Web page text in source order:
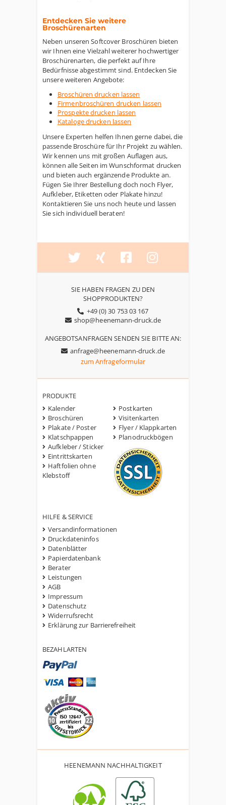
Entdecken Sie weitere
Broschürenarten
Neben unseren Softcover Broschüren bieten
wir Ihnen eine Vielzahl weiterer hochwertiger
Broschürenarten, die perfekt auf Ihre
Bedürfnisse abgestimmt sind. Entdecken Sie
unsere weiteren Angebote:
Broschüren drucken lassen
Firmenbroschüren drucken lassen
Prospekte drucken lassen
Kataloge drucken lassen
Unsere Experten helfen Ihnen gerne dabei, die
passende Broschüre für Ihr Projekt zu wählen.
Wir kennen uns mit großen Auflagen aus,
können alle Seiten im Wunschformat drucken
und bieten auch ergänzende Produkte an.
Fügen Sie Ihrer Bestellung doch noch Flyer,
Aufkleber, Etiketten oder Plakate hinzu!
Kontaktieren Sie uns noch heute und lassen
Sie sich individuell beraten!
SIE HABEN FRAGEN ZU DEN
SHOPPRODUKTEN?
+49 (0) 30 753 03 167
shop@heenemann-druck.de
ANGEBOTSANFRAGEN SENDEN SIE BITTE AN:
anfrage@heenemann-druck.de
zum Anfrageformular
PRODUKTE
Kalender
Broschüren
Plakate / Poster
Klatschpappen
Aufkleber / Sticker
Eintrittskarten
Haftfolien ohne
Klebstoff
Postkarten
Visitenkarten
Flyer / Klappkarten
Planodruckbögen
HILFE & SERVICE
Versandinformationen
Druckdateninfos
Datenblätter
Papierdatenbank
Berater
Leistungen
AGB
Impressum
Datenschutz
Widerrufsrecht
Erklärung zur Barrierefreiheit
BEZAHLARTEN
HEENEMANN NACHHALTIGKEIT